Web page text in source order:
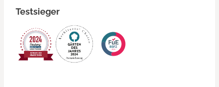
Testsieger